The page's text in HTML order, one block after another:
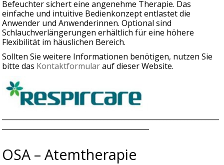
Befeuchter sichert eine angenehme Therapie. Das
einfache und intuitive Bedienkonzept entlastet die
Anwender und Anwenderinnen. Optional sind
Schlauchverlängerungen erhältlich für eine höhere
Flexibilität im häuslichen Bereich.
Sollten Sie weitere Informationen benötigen, nutzen Sie
bitte das Kontaktformularauf dieser Website.
OSA – Atemtherapie